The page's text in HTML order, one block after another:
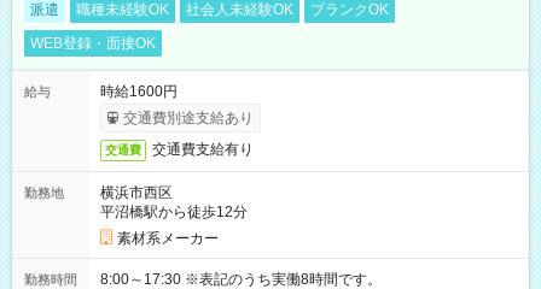
派遣 職種未経験OK 社会人未経験OK
ブランクOK
WEB登録・面接OK
給与
時給1600円
交通費別途支給あり
交通費 交通費支給有り
勤務地
横浜市西区
平沼橋駅から徒歩12分
素材系メーカー
勤務時間 8:00～17:30 ※表記のうち実働8時間です。